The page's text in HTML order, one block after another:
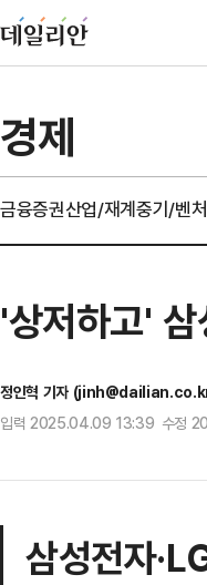
경제
금융증권산업/재계중기/벤처
'상저하고'
정인혁 기자
입력 2025.04.09 13:39 수정
삼성전자